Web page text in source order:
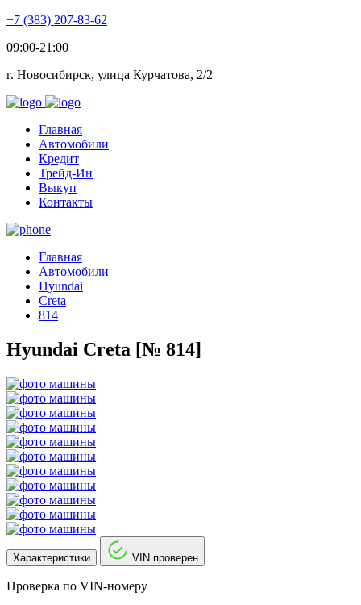
+7 (383) 207-83-62
09:00-21:00
г. Новосибирск, улица Курчатова, 2/2
Главная
Автомобили
Кредит
Трейд-Ин
Выкуп
Контакты
Главная
Автомобили
Hyundai
Creta
814
Hyundai Creta [№ 814]
Характеристики VIN проверен
Проверка по VIN-номеру